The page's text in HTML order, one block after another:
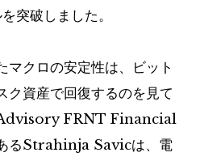
突破しました。
マクロの安定性は、ビット
ク資産で回復するのを見て
FRNT Financial
るStrahinja Savicは、電